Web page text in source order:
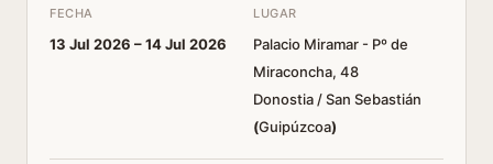
FECHA
13 Jul 2026 –14 Jul 2026
LUGAR
Palacio Miramar - Pº de
Miraconcha, 48
Donostia / San Sebastián
(Guipúzcoa)